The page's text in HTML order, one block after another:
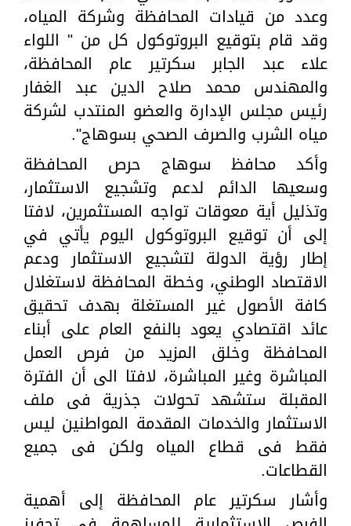
وعدد من قيادات المحافظة وشركة المياه،
وقد قام بتوقيع البروتوكول كل من " اللواء
علاء عبد الجابر سكرتير عام المحافظة،
والمهندس محمد صلاح الدين عبد الغفار
رئيس مجلس الإدارة والعضو المنتدب لشركة
مياه الشرب والصرف الصحي بسوهاج".
وأكد محافظ سوهاج حرص المحافظة
وسعيها الدائم لدعم وتشجيع الاستثمار،
وتذليل أية معوقات تواجه المستثمرين، لافتا
إلى أن توقيع البروتوكول اليوم يأتي في
إطار رؤية الدولة لتشجيع الاستثمار ودعم
الاقتصاد الوطني، وخطة المحافظة لاستغلال
كافة الأصول غير المستغلة بهدف تحقيق
عائد اقتصادي يعود بالنفع العام على أبناء
المحافظة وخلق المزيد من فرص العمل
المباشرة وغير المباشرة، لافتا الى أن الفترة
المقبلة ستشهد تحولات جذرية فى ملف
الاستثمار والخدمات المقدمة المواطنين ليس
فقط فى قطاع المياه ولكن فى جميع
القطاعات.
وأشار سكرتير عام المحافظة إلى أهمية